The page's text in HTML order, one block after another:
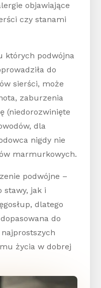
objawiające
czy stanami
których podwójna
do
sierści, może
zaburzenia
(niedorozwinięte
dla
nigdy nie
marmurkowych.
podwójne –
stawy, jak i
dlatego
do
życia w dobrej